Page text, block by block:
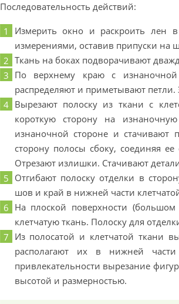
Последовательность действий:
Измерить окно и раскроить лен в
измерениями, оставив припуски на
Ткань на боках подворачивают
По верхнему краю с
распределяют и приметывают петли.
Вырезают полоску из ткани с
короткую сторону на
изнаночной стороне и стачивают
сторону полосы сбоку, соединяя
Отрезают излишки. Стачивают
Отгибают полоску отделки в
шов и край в нижней части
На плоской поверхности
клетчатую ткань. Полоску для
Из полосатой и клетчатой ткани
располагают их в нижней
привлекательности вырезание
высотой и размерностью.